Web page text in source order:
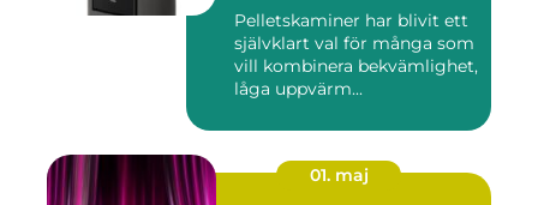
Pelletskaminer har blivit ett
självklart val för många som
vill kombinera bekvämlighet,
låga uppvärm...
01. maj